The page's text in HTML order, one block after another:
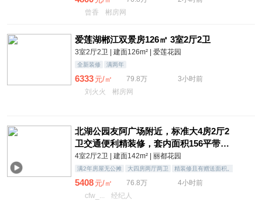
曾香
郴房网
爱莲湖郴江双景房126㎡ 3室2厅2卫
3室2厅2卫 | 建面126m² | 爱莲花园
全新装修 满两年
6333 元/㎡ 79.8万
3小时前
刘火火
郴房网
北湖公园友阿广场附近，标准大4房2厅2
卫交通便利精装修，套内面积156平带家
具
4室2厅2卫 | 建面142m² | 丽都花园
满2年房屋无公摊 大四房两厅两卫
精装修且有赠送面积。
套内实际面积156平
5408 元/㎡ 76.8万
4小时前
cfw_...
经纪人